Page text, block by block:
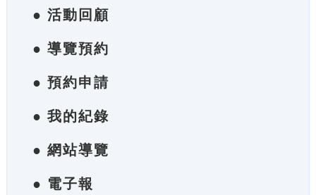
● 活動回顧
● 導覽預約
● 預約申請
● 我的紀錄
● 網站導覽
● 電子報